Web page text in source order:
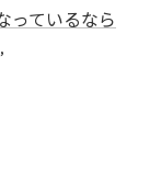
っているなら